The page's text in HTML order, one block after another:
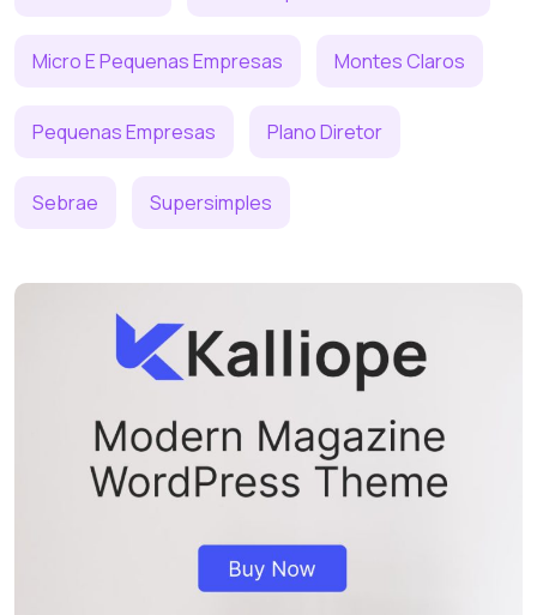
Micro E Pequenas Empresas Montes Claros
Pequenas Empresas Plano Diretor
Sebrae Supersimples